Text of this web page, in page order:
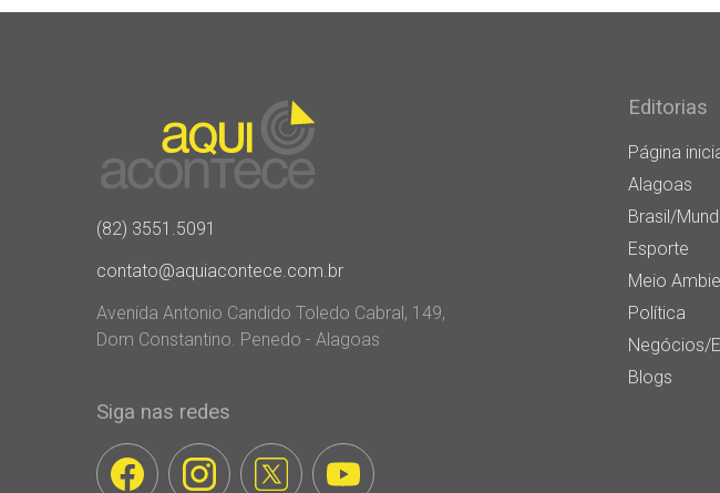
(82) 3551.5091
contato@aquiacontece.com.br
Avenida Antonio Candido Toledo Cabral, 149,
Dom Constantino. Penedo - Alagoas
Siga nas redes
Editorias
Página
Alagoas
Brasil/
Esporte
Meio
Política
Negócios/
Blogs